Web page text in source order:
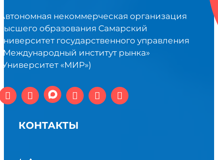
некоммерческая организация
образования Самарский
государственного управления
институт рынка»
«МИР»)
КОНТАКТЫ